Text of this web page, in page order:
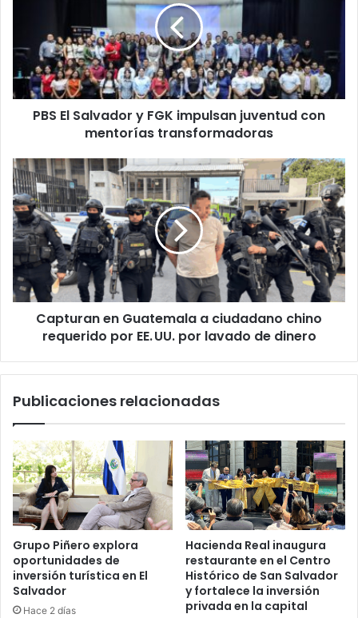
impulsan
juventud
con
mentorías
transformadoras
PBS El Salvador y FGK impulsan juventud con
mentorías transformadoras
Capturan
en
Guatemala
a
ciudadano
chino
requerido
por
EE. UU.
lavado
Capturan en Guatemala a ciudadano chino
requerido por EE. UU. por lavado de dinero
Publicaciones relacionadas
Grupo Piñero explora
oportunidades de
inversión turística en El
Salvador
Hace 2 días
Hacienda Real inaugura
restaurante en el Centro
Histórico de San Salvador
y fortalece la inversión
privada en la capital